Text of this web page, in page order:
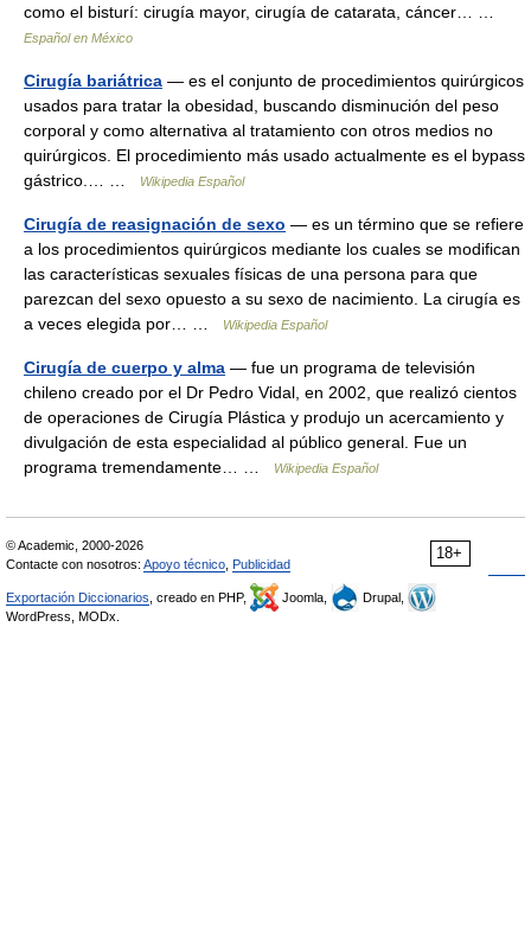
como el bisturí: cirugía mayor, cirugía de catarata, cáncer… …
Español en México
Cirugía bariátrica — es el conjunto de procedimientos quirúrgicos
usados para tratar la obesidad, buscando disminución del peso
corporal y como alternativa al tratamiento con otros medios no
quirúrgicos. El procedimiento más usado actualmente es el bypass
gástrico.… …
Wikipedia Español
Cirugía de reasignación de sexo — es un término que se refiere
a los procedimientos quirúrgicos mediante los cuales se modifican
las características sexuales físicas de una persona para que
parezcan del sexo opuesto a su sexo de nacimiento. La cirugía es
a veces elegida por… …
Wikipedia Español
Cirugía de cuerpo y alma — fue un programa de televisión
chileno creado por el Dr Pedro Vidal, en 2002, que realizó cientos
de operaciones de Cirugía Plástica y produjo un acercamiento y
divulgación de esta especialidad al público general. Fue un
programa tremendamente… …
Wikipedia Español
18+
© Academic, 2000-2026
Contacte con nosotros: Apoyo técnico Publicidad
Exportación Diccionarios , creado en PHP, Joomla,
Drupal,
WordPress, MODx.